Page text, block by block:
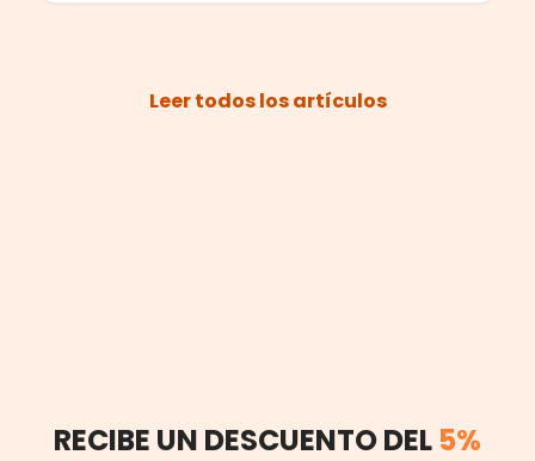
Leer todos los artículos
RECIBE UN DESCUENTO DEL 5%